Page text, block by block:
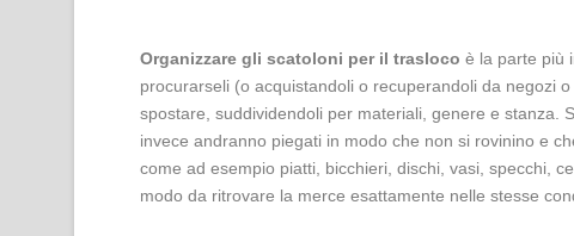
Organizzare gli scatoloni per il trasloco è la parte più
procurarseli (o acquistandoli o recuperandoli da negozi
spostare, suddividendoli per materiali, genere e stanza.
invece andranno piegati in modo che non si rovinino e
come ad esempio piatti, bicchieri, dischi, vasi, specchi,
modo da ritrovare la merce esattamente nelle stesse